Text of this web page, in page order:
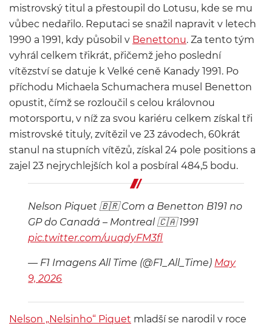
mistrovský titul a přestoupil do Lotusu, kde se mu
vůbec nedařilo. Reputaci se snažil napravit v letech
1990 a 1991, kdy působil v Benettonu. Za tento tým
vyhrál celkem třikrát, přičemž jeho poslední
vítězství se datuje k Velké ceně Kanady 1991. Po
příchodu Michaela Schumachera musel Benetton
opustit, čímž se rozloučil s celou královnou
motorsportu, v níž za svou kariéru celkem získal tři
mistrovské tituly, zvítězil ve 23 závodech, 60krát
stanul na stupních vítězů, získal 24 pole positions a
zajel 23 nejrychlejších kol a posbíral 484,5 bodu.
Nelson Piquet 🇧🇷 Com a Benetton B191 no
GP do Canadá – Montreal 🇨🇦 1991
pic.twitter.com/uuqdyFM3fl
— F1 Imagens All Time (@F1_All_Time) May
9, 2026
Nelson „Nelsinho“ Piquet mladší se narodil v roce